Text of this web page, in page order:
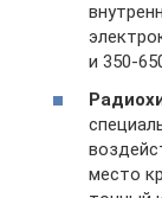
и 350-
место